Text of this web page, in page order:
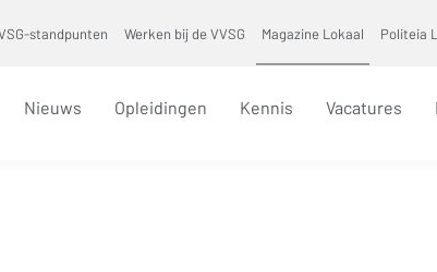
standpunten Werken bij de VVSG Magazine Lokaal Politeia
Nieuws Opleidingen Kennis Vacatures